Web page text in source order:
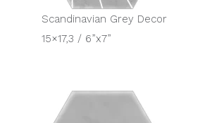
Scandinavian Grey Decor
15×17,3 / 6”x7”